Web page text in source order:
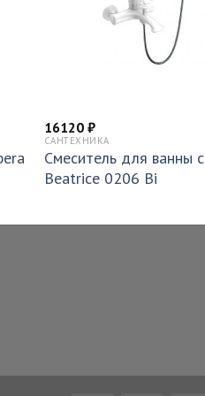
16120 ₽
САНТЕХНИКА
Смеситель для ванны
Beatrice 0206 Bi